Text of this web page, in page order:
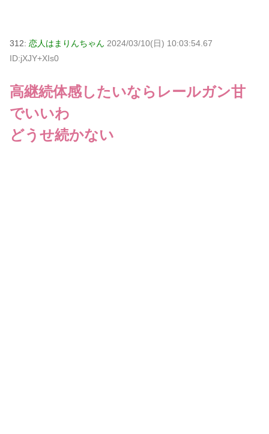
312: 恋人はまりんちゃん 2024/03/10(日) 10:03:54.67
ID:jXJY+XIs0
高継続体感したいならレールガン甘
でいいわ
どうせ続かない